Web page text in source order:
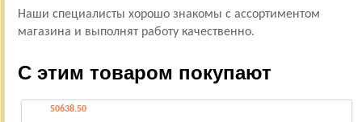
Наши специалисты хорошо знакомы с ассортиментом
магазина и выполнят работу качественно.
С этим товаром покупают
50638.50